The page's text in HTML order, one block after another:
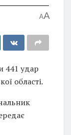
AA
441 удар
області.